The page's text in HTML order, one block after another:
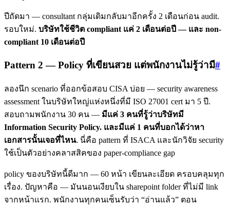
ปีถัดมา — consultant กลุ่มเดิมกลับมาอีกครั้ง 2 เดือนก่อน audit.
รอบใหม่. บริษัทใช้ชีวิต compliant แค่ 2 เดือนต่อปี — และ non-
compliant 10 เดือนต่อปี
Pattern 2 — Policy ที่เขียนสวย แต่พนักงานไม่รู้ว่ามี#
ลองนึก scenario ที่ออกข้อสอบ CISA บ่อย — security awareness
assessment ในบริษัทใหญ่แห่งหนึ่งที่มี ISO 27001 cert มา 5 ปี.
สอบถามพนักงาน 30 คน — มีแค่ 3 คนที่รู้ว่าบริษัทมี
Information Security Policy. และมีแค่ 1 คนที่บอกได้ว่าหา
เอกสารนั้นเจอที่ไหน. นี่คือ pattern ที่ ISACA และนักวิจัย security
ใช้เป็นตัวอย่างคลาสสิคของ paper-compliance gap
policy ของบริษัทนี้ดีมาก — 60 หน้า เขียนละเอียด ครอบคลุมทุก
เรื่อง. ปัญหาคือ — มันนอนเงียบใน sharepoint folder ที่ไม่มี link
จากหน้าแรก. พนักงานทุกคนเซ็นรับว่า “อ่านแล้ว” ตอน